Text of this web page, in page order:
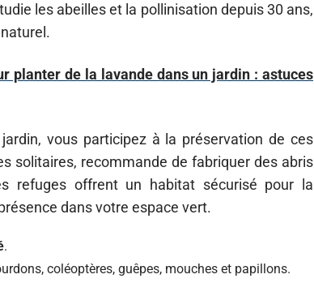
les abeilles et la pollinisation depuis 30 ans,
planter de la lavande dans un jardin : astuces
vous participez à la préservation de ces
solitaires, recommande de fabriquer des abris
refuges offrent un habitat sécurisé pour la
dans votre espace vert.
.
coléoptères, guêpes, mouches et papillons.